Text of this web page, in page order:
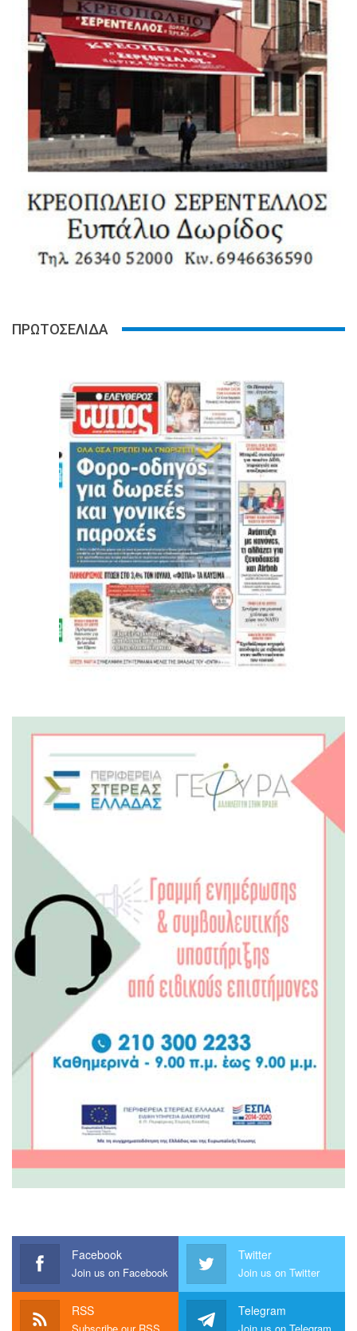
ΠΡΩΤΟΣΕΛΙΔΑ
Facebook
Join us on Facebook
Twitter
Join us on Twitter
RSS Telegram